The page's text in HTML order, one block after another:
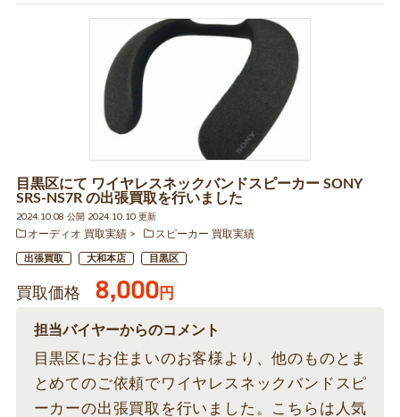
目黒区にて ワイヤレスネックバンドスピーカー SONY
SRS-NS7R の出張買取を行いました
2024.10.08 公開 2024.10.10 更新
オーディオ 買取実績
スピーカー 買取実績
出張買取 大和本店 目黒区
買取価格 8,000円
担当バイヤーからのコメント
目黒区にお住まいのお客様より、他のものとま
とめてのご依頼でワイヤレスネックバンドスピ
ーカーの出張買取を行いました。こちらは人気